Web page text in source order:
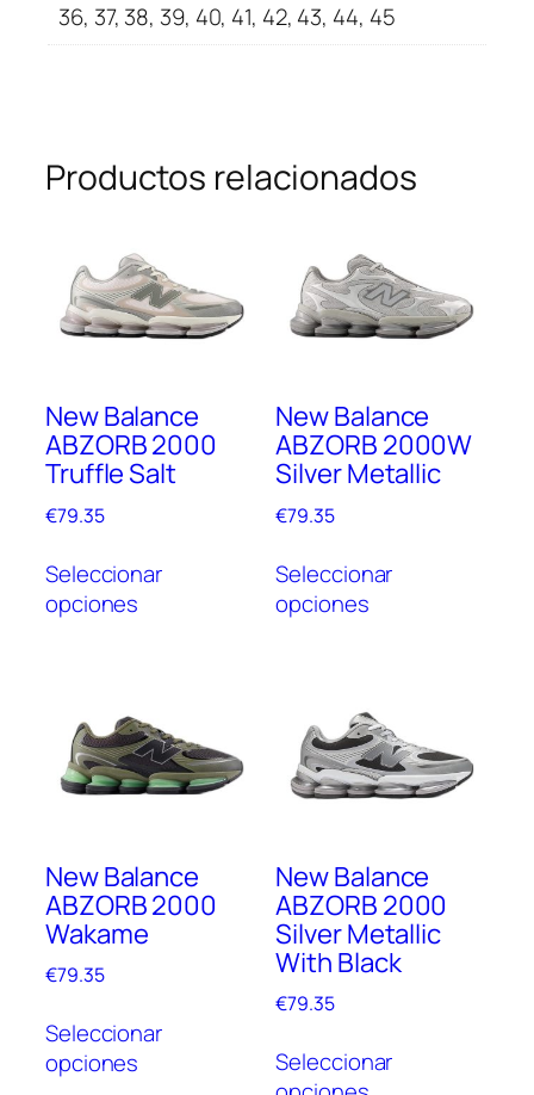
36, 37, 38, 39, 40, 41, 42, 43, 44, 45
Productos relacionados
New Balance
ABZORB 2000
Truffle Salt
€79.35
Seleccionar
opciones
producto
tiene
opciones
pueden
página
de
producto
New Balance
ABZORB 2000W
Silver Metallic
€79.35
Seleccionar
opciones
New Balance
ABZORB 2000
Wakame
€79.35
Seleccionar
opciones
Este
tiene
New Balance
ABZORB 2000
Silver Metallic
With Black
€79.35
Seleccionar